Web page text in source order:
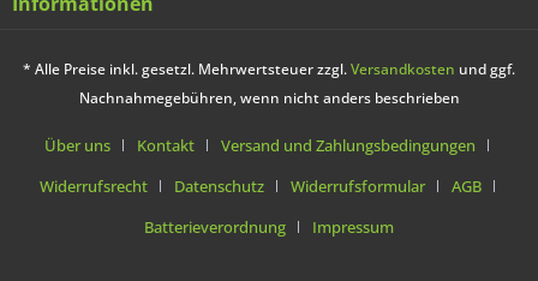
* Alle Preise inkl. gesetzl. Mehrwertsteuer zzgl.Versandkosten und ggf.
Nachnahmegebühren, wenn nicht anders beschrieben
Über uns Kontakt
Versand und Zahlungsbedingungen
Widerrufsrecht
Datenschutz Widerrufsformular
AGB
Batterieverordnung
Impressum